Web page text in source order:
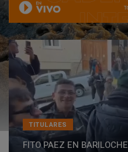
TITULARES
FITO PAEZ EN BARILOCHE